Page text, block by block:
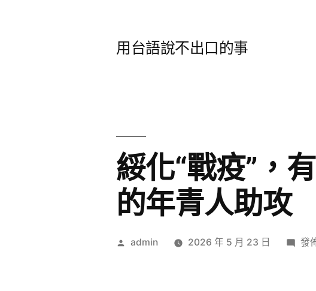
用台語說不出口的事
綏化“戰疫”，
的年青人助攻
作
admin 2026 年 5 月 23 日
在
發